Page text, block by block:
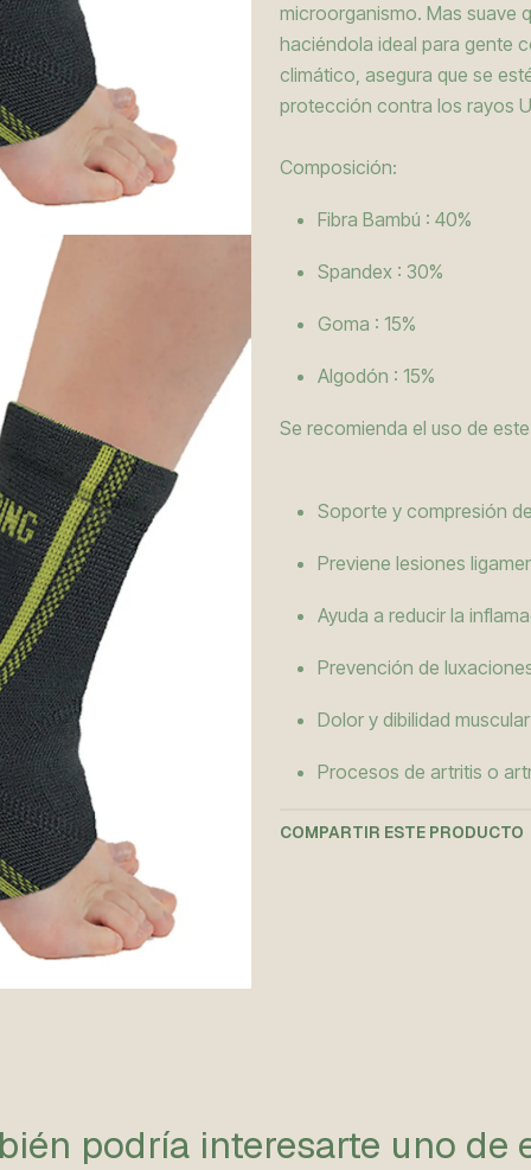
microorganismo. Mas suave
haciéndola ideal para gente
climático, asegura que se
protección contra los rayos
Composición:
Fibra Bambú : 40%
Spandex : 30%
Goma : 15%
Algodón : 15%
Se recomienda el uso de
Soporte y compresión
Previene lesiones
Ayuda a reducir la
Prevención de
Dolor y dibilidad
Procesos de artritis o
COMPARTIR ESTE PRODUCTO
podría interesarte uno de